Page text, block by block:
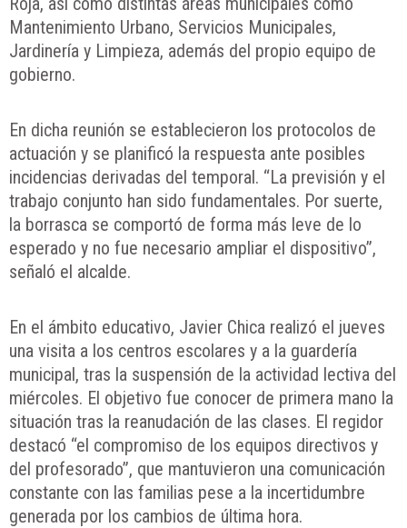
Mantenimiento Urbano, Servicios Municipales,
Jardinería y Limpieza, además del propio equipo de
gobierno.
En dicha reunión se establecieron los protocolos de
actuación y se planificó la respuesta ante posibles
incidencias derivadas del temporal. “La previsión y el
trabajo conjunto han sido fundamentales. Por suerte,
la borrasca se comportó de forma más leve de lo
esperado y no fue necesario ampliar el dispositivo”,
señaló el alcalde.
En el ámbito educativo, Javier Chica realizó el jueves
una visita a los centros escolares y a la guardería
municipal, tras la suspensión de la actividad lectiva del
miércoles. El objetivo fue conocer de primera mano la
situación tras la reanudación de las clases. El regidor
destacó “el compromiso de los equipos directivos y
del profesorado”, que mantuvieron una comunicación
constante con las familias pese a la incertidumbre
generada por los cambios de última hora.